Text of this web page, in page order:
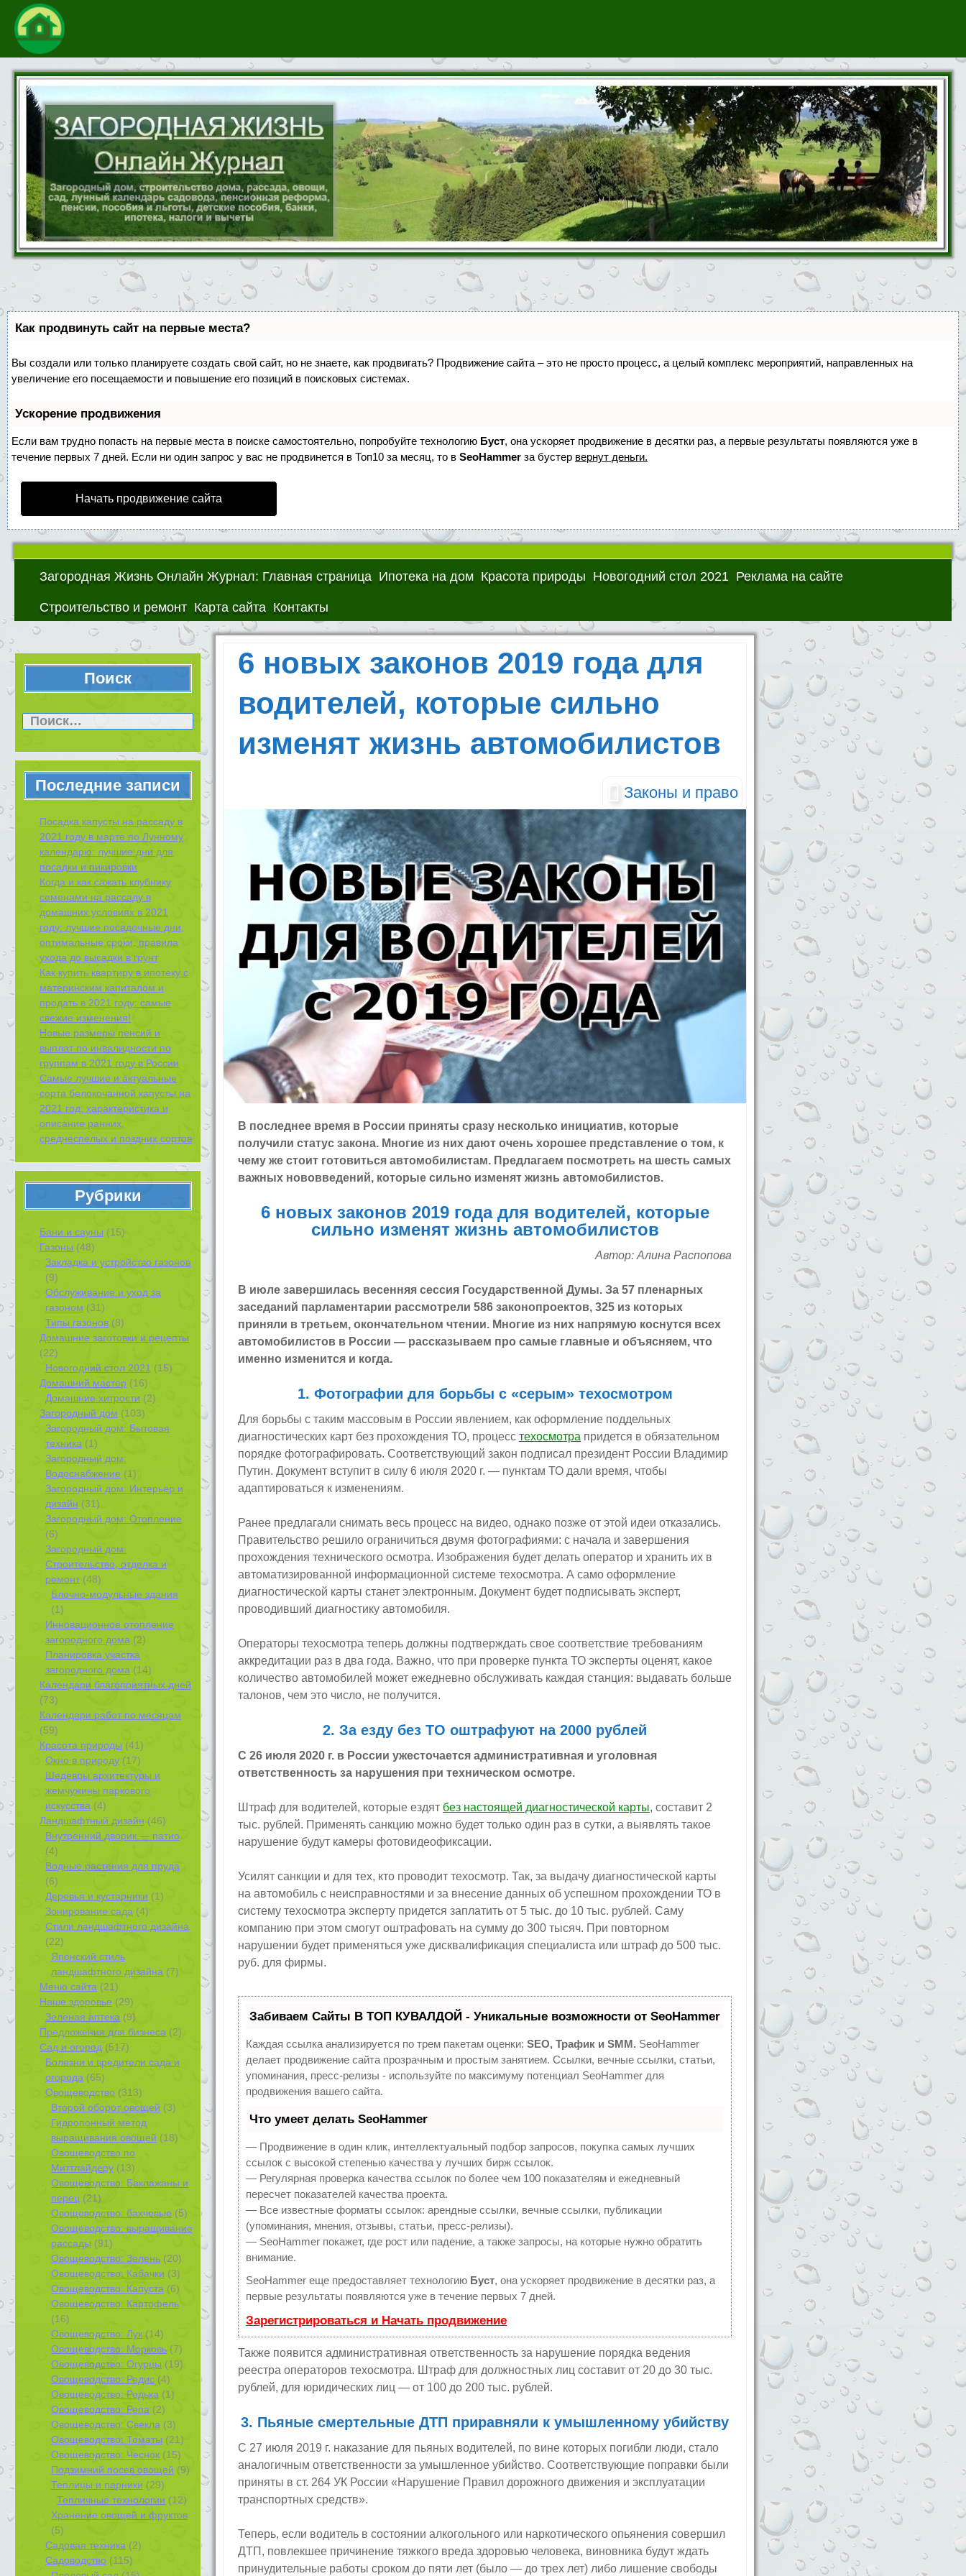
Как продвинуть сайт на первые места?
Вы создали или только планируете создать свой сайт, но не знаете, как продвигать? Продвижение сайта – это не просто процесс, а целый комплекс мероприятий, направленных на
увеличение его посещаемости и повышение его позиций в поисковых системах.
Ускорение продвижения
Если вам трудно попасть на первые места в поиске самостоятельно, попробуйте технологию Буст, она ускоряет продвижение в десятки раз, а первые результаты появляются уже в
течение первых 7 дней. Если ни один запрос у вас не продвинется в Топ10 за месяц, то в SeoHammer за бустер вернут деньги.
Начать продвижение сайта
Загородная Жизнь Онлайн Журнал: Главная страница Ипотека на дом Красота природы Новогодний стол 2021 Реклама на сайте
Строительство и ремонт Карта сайта Контакты
Поиск
Последние записи
Посадка капусты на рассаду в
2021 году в марте по Лунному
календарю: лучшие дни для
посадки и пикировки
Когда и как сажать клубнику
семенами на рассаду в
домашних условиях в 2021
году: лучшие посадочные дни,
оптимальные сроки, правила
ухода до высадки в грунт
Как купить квартиру в ипотеку с
материнским капиталом и
продать в 2021 году: самые
свежие изменения!
Новые размеры пенсий и
выплат по инвалидности по
группам в 2021 году в России
Самые лучшие и актуальные
сорта белокочанной капусты на
2021 год: характеристика и
описание ранних,
среднеспелых и поздних сортов
Рубрики
Бани и сауны (15)
Газоны (48)
Закладка и устройство газонов
(9)
Обслуживание и уход за
газоном (31)
Типы газонов (8)
Домашние заготовки и рецепты
(22)
Новогодний стол 2021 (15)
Домашний мастер (16)
Домашние хитрости (2)
Загородный дом (103)
Загородный дом: Бытовая
техника (1)
Загородный дом:
Водоснабжение (1)
Загородный дом: Интерьер и
дизайн (31)
Загородный дом: Отопление
(6)
Загородный дом:
Строительство, отделка и
ремонт(48)
Блочно-модульные здания
(1)
Инновационное отопление
загородного дома (2)
Планировка участка
загородного дома (14)
Календари благоприятных дней
(73)
Календари работ по месяцам
(59)
Красота природы (41)
Окно в природу (17)
Шедевры архитектуры и
жемчужины паркового
искусства (4)
Ландшафтный дизайн (46)
Внутренний дворик — патио
(4)
Водные растения для пруда
(6)
Деревья и кустарники (1)
Зонирование сада (4)
Стили ландшафтного дизайна
(22)
Японский стиль
ландшафтного дизайна (7)
Меню сайта (21)
Наше здоровье (29)
Зеленая аптека (9)
Предложения для бизнеса (2)
Сад и огород (517)
Болезни и вредители сада и
огорода (65)
Овощеводство (313)
Второй оборот овощей (3)
Гидропонный метод
выращивания овощей (18)
Овощеводство по
Миттлайдеру (13)
Овощеводство: Баклажаны и
перец (21)
Овощеводство: бахчевые (5)
Овощеводство: выращивание
рассады (91)
Овощеводство: Зелень (20)
Овощеводство: Кабачки (3)
Овощеводство: Капуста (6)
Овощеводство: Картофель
(16)
Овощеводство: Лук (14)
Овощеводство: Морковь (7)
Овощеводство: Огурцы (19)
Овощеводство: Редис (4)
Овощеводство: Редька (1)
Овощеводство: Репа (2)
Овощеводство: Свекла (3)
Овощеводство: Томаты (21)
Овощеводство: Чеснок (15)
Подзимний посев овощей (9)
Теплицы и парники (29)
Тепличные технологии (12)
Хранение овощей и фруктов
(5)
Садовая техника (2)
Садоводство (115)
6 новых законов 2019 года для
водителей, которые сильно
изменят жизнь автомобилистов
Законы и право
В последнее время в России приняты сразу несколько инициатив, которые
получили статус закона. Многие из них дают очень хорошее представление о том, к
чему же стоит готовиться автомобилистам. Предлагаем посмотреть на шесть самых
важных нововведений, которые сильно изменят жизнь автомобилистов.
6 новых законов 2019 года для водителей, которые
сильно изменят жизнь автомобилистов
Автор: Алина Распопова
В июле завершилась весенняя сессия Государственной Думы. За 57 пленарных
заседаний парламентарии рассмотрели 586 законопроектов, 325 из которых
приняли в третьем, окончательном чтении. Многие из них напрямую коснутся всех
автомобилистов в России — рассказываем про самые главные и объясняем, что
именно изменится и когда.
1. Фотографии для борьбы с «серым» техосмотром
Для борьбы с таким массовым в России явлением, как оформление поддельных
диагностических карт без прохождения ТО, процесс техосмотра придется в обязательном
порядке фотографировать. Соответствующий закон подписал президент России Владимир
Путин. Документ вступит в силу 6 июля 2020 г. — пунктам ТО дали время, чтобы
адаптироваться к изменениям.
Ранее предлагали снимать весь процесс на видео, однако позже от этой идеи отказались.
Правительство решило ограничиться двумя фотографиями: с начала и завершения
прохождения технического осмотра. Изображения будет делать оператор и хранить их в
автоматизированной информационной системе техосмотра. А само оформление
диагностической карты станет электронным. Документ будет подписывать эксперт,
проводивший диагностику автомобиля.
Операторы техосмотра теперь должны подтверждать свое соответствие требованиям
аккредитации раз в два года. Важно, что при проверке пункта ТО эксперты оценят, какое
количество автомобилей может ежедневно обслуживать каждая станция: выдавать больше
талонов, чем это число, не получится.
2. За езду без ТО оштрафуют на 2000 рублей
С 26 июля 2020 г. в России ужесточается административная и уголовная
ответственность за нарушения при техническом осмотре.
Штраф для водителей, которые ездят без настоящей диагностической карты, составит 2
тыс. рублей. Применять санкцию можно будет только один раз в сутки, а выявлять такое
нарушение будут камеры фотовидеофиксации.
Усилят санкции и для тех, кто проводит техосмотр. Так, за выдачу диагностической карты
на автомобиль с неисправностями и за внесение данных об успешном прохождении ТО в
систему техосмотра эксперту придется заплатить от 5 тыс. до 10 тыс. рублей. Саму
компанию при этом смогут оштрафовать на сумму до 300 тысяч. При повторном
нарушении будет применяться уже дисквалификация специалиста или штраф до 500 тыс.
руб. для фирмы.
Забиваем Сайты В ТОП КУВАЛДОЙ - Уникальные возможности от SeoHammer
Каждая ссылка анализируется по трем пакетам оценки: SEO, Трафик и SMM. SeoHammer
делает продвижение сайта прозрачным и простым занятием. Ссылки, вечные ссылки, статьи,
упоминания, пресс-релизы - используйте по максимуму потенциал SeoHammer для
продвижения вашего сайта.
Что умеет делать SeoHammer
— Продвижение в один клик, интеллектуальный подбор запросов, покупка самых лучших
ссылок с высокой степенью качества у лучших бирж ссылок.
— Регулярная проверка качества ссылок по более чем 100 показателям и ежедневный
пересчет показателей качества проекта.
— Все известные форматы ссылок: арендные ссылки, вечные ссылки, публикации
(упоминания, мнения, отзывы, статьи, пресс-релизы).
— SeoHammer покажет, где рост или падение, а также запросы, на которые нужно обратить
внимание.
SeoHammer еще предоставляет технологию Буст, она ускоряет продвижение в десятки раз, а
первые результаты появляются уже в течение первых 7 дней.
Зарегистрироваться и Начать продвижение
Также появится административная ответственность за нарушение порядка ведения
реестра операторов техосмотра. Штраф для должностных лиц составит от 20 до 30 тыс.
рублей, для юридических лиц — от 100 до 200 тыс. рублей.
3. Пьяные смертельные ДТП приравняли к умышленному убийству
С 27 июля 2019 г. наказание для пьяных водителей, по вине которых погибли люди, стало
аналогичным ответственности за умышленное убийство. Соответствующие поправки были
приняты в ст. 264 УК России «Нарушение Правил дорожного движения и эксплуатации
транспортных средств».
Теперь, если водитель в состоянии алкогольного или наркотического опьянения совершил
ДТП, повлекшее причинение тяжкого вреда здоровью человека, виновника будут ждать
принудительные работы сроком до пяти лет (было — до трех лет) либо лишение свободы